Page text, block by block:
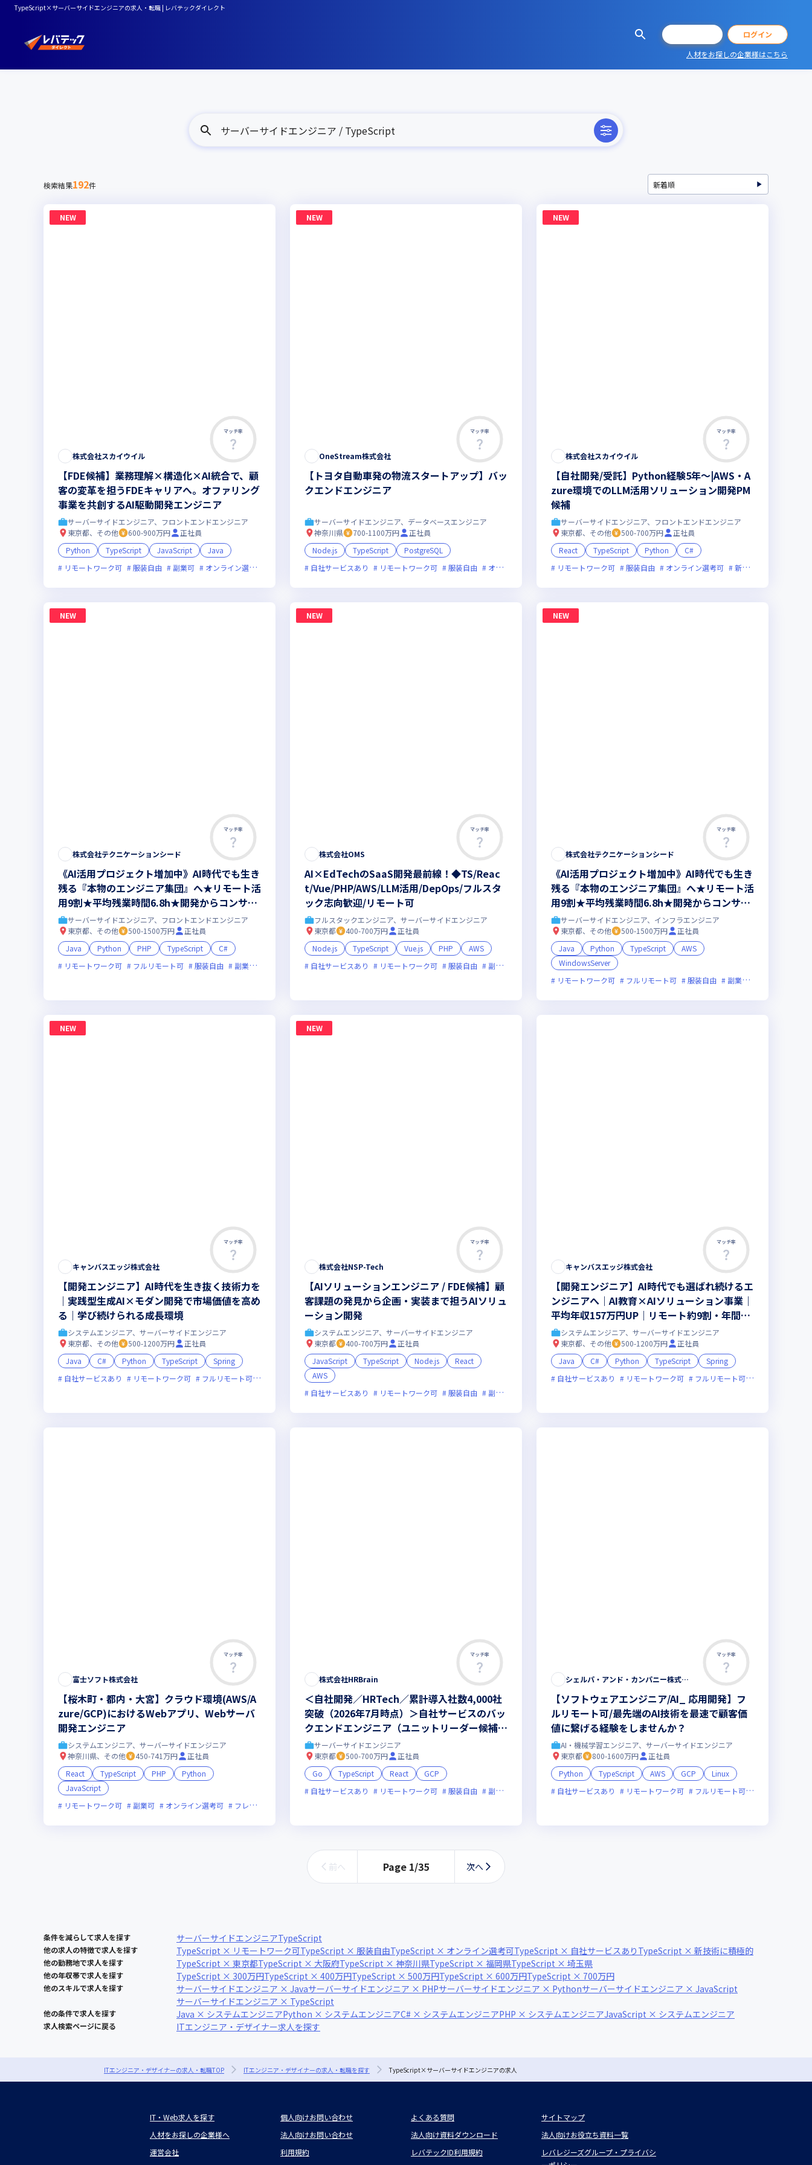
TypeScript×サーバーサイドエンジニアの求人・転職 | レバテックダイレクト
ログイン
人材をお探しの企業様はこちら
サーバーサイドエンジニア / TypeScript
検索結果192件
NEW
マッチ率
株式会社スカイウイル
【FDE候補】業務理解×構造化×AI統合で、顧
客の変革を担うFDEキャリアへ。オファリング
事業を共創するAI駆動開発エンジニア
サーバーサイドエンジニア、フロントエンドエンジニア
東京都、その他
600-900万円
正社員
Python
TypeScript JavaScript
Java
リモートワーク可
服装自由 副業可 オンライン選考可 新規立ち上げ 新技術に積極的 残業月20時間未満 女性エンジニアが活躍中
NEW
マッチ率
OneStream株式会社
【トヨタ自動車発の物流スタートアップ】バッ
クエンドエンジニア
サーバーサイドエンジニア、データベースエンジニア
神奈川県
700-1100万円
正社員
Node.js
TypeScript
PostgreSQL
自社サービスあり
リモートワーク可 服装自由 オンライン選考可
NEW
マッチ率
株式会社スカイウイル
【自社開発/受託】Python経験5年～|AWS・A
zure環境でのLLM活用ソリューション開発PM
候補
サーバーサイドエンジニア、フロントエンドエンジニア
東京都、その他
500-700万円
正社員
React
TypeScript Python
C#
リモートワーク可
服装自由 オンライン選考可 新規立ち上げ
NEW
マッチ率
株式会社テクニケーションシード
《AI活用プロジェクト増加中》AI時代でも生き
残る『本物のエンジニア集団』へ★リモート活
用9割★平均残業時間6.8h★開発からコンサル
領域まで、一気通貫でキャリアを作りたいあな
たにオススメの環境です！
サーバーサイドエンジニア、フロントエンドエンジニア
東京都、その他
500-1500万円
正社員
Java
Python PHP TypeScript
C#
リモートワーク可
フルリモート可 服装自由 副業可 オンライン選考可 新規立ち上げ 面接1回 ベンチャー企業 残業月20時間未満
NEW
マッチ率
株式会社OMS
AI×EdTechのSaaS開発最前線！◆TS/Reac
t/Vue/PHP/AWS/LLM活用/DepOps/フルスタ
ック志向歓迎/リモート可
フルスタックエンジニア、サーバーサイドエンジニア
東京都
400-700万円
正社員
Node.js
TypeScript Vue.js PHP
AWS
自社サービスあり
リモートワーク可 服装自由 副業可 オンライン選考可 新技術に積極的
NEW
マッチ率
株式会社テクニケーションシード
《AI活用プロジェクト増加中》AI時代でも生き
残る『本物のエンジニア集団』へ★リモート活
用9割★平均残業時間6.8h★開発からコンサル
領域まで、一気通貫でキャリアを作りたいあな
たにオススメの環境です！
サーバーサイドエンジニア、インフラエンジニア
東京都、その他
500-1500万円
正社員
Java
Python TypeScript
AWS
WindowsServer
リモートワーク可
フルリモート可 服装自由 副業可
NEW
マッチ率
キャンバスエッジ株式会社
【開発エンジニア】AI時代を生き抜く技術力を
｜実践型生成AI×モダン開発で市場価値を高め
る｜学び続けられる成長環境
システムエンジニア、サーバーサイドエンジニア
東京都、その他
500-1200万円
正社員
Java
C# Python TypeScript
Spring
自社サービスあり
リモートワーク可 フルリモート可 副業可 新技術に積極的 面接1回 ベンチャー企業 残業月20時間未満
NEW
マッチ率
株式会社NSP-Tech
【AIソリューションエンジニア / FDE候補】顧
客課題の発見から企画・実装まで担うAIソリュ
ーション開発
システムエンジニア、サーバーサイドエンジニア
東京都
400-700万円
正社員
JavaScript
TypeScript Node.js
React
AWS
自社サービスあり
リモートワーク可 服装自由 副業可
マッチ率
キャンバスエッジ株式会社
【開発エンジニア】AI時代でも選ばれ続けるエ
ンジニアへ｜AI教育×AIソリューション事業｜
平均年収157万円UP｜リモート約9割・年間休
日取得実績142日以上
システムエンジニア、サーバーサイドエンジニア
東京都、その他
500-1200万円
正社員
Java
C# Python TypeScript
Spring
自社サービスあり
リモートワーク可 フルリモート可
マッチ率
富士ソフト株式会社
【桜木町・都内・大宮】クラウド環境(AWS/A
zure/GCP)におけるWebアプリ、Webサーバ
開発エンジニア
システムエンジニア、サーバーサイドエンジニア
神奈川県、その他
450-741万円
正社員
React
TypeScript PHP
Python
JavaScript
リモートワーク可
副業可 オンライン選考可 フレックス制度あり
マッチ率
株式会社HRBrain
＜自社開発／HRTech／累計導入社数4,000社
突破（2026年7月時点）＞自社サービスのバッ
クエンドエンジニア（ユニットリーダー候補）
募集！
サーバーサイドエンジニア
東京都
500-700万円
正社員
Go
TypeScript React
GCP
自社サービスあり
リモートワーク可 服装自由 副業可 オンライン選考可 フレックス制度あり 新規立ち上げ ベンチャー企業
マッチ率
シェルパ・アンド・カンパニー株式会社
【ソフトウェアエンジニア/AI_ 応用開発】フ
ルリモート可/最先端のAI技術を最速で顧客価
値に繋げる経験をしませんか？
AI・機械学習エンジニア、サーバーサイドエンジニア
東京都
800-1600万円
正社員
Python
TypeScript AWS GCP
Linux
自社サービスあり
リモートワーク可 フルリモート可
前へ Page 1/35 次へ
条件を減らして求人を探す サーバーサイドエンジニアTypeScript
他の求人の特徴で求人を探す TypeScript × リモートワーク可TypeScript × 服装自由TypeScript × オンライン選考可TypeScript × 自社サービスあり TypeScript × 新技術に積極的
他の勤務地で求人を探す TypeScript × 東京都TypeScript × 大阪府TypeScript × 神奈川県TypeScript × 福岡県TypeScript × 埼玉県
他の年収帯で求人を探す TypeScript × 300万円TypeScript × 400万円TypeScript × 500万円TypeScript × 600万円TypeScript × 700万円
他のスキルで求人を探す サーバーサイドエンジニア × Javaサーバーサイドエンジニア × PHPサーバーサイドエンジニア × Pythonサーバーサイドエンジニア × JavaScript
サーバーサイドエンジニア × TypeScript
他の条件で求人を探す Java × システムエンジニアPython × システムエンジニアC# × システムエンジニアPHP × システムエンジニアJavaScript × システムエンジニア
求人検索ページに戻る ITエンジニア・デザイナー求人を探す
ITエンジニア・デザイナーの求人・転職TOP ITエンジニア・デザイナーの求人・転職を探す TypeScript×サーバーサイドエンジニアの求人
IT・Web求人を探す 個人向けお問い合わせ よくある質問
サイトマップ
人材をお探しの企業様へ
法人向けお問い合わせ 法人向け資料ダウンロード
法人向けお役立ち資料一覧
運営会社
利用規約 レバテックID利用規約
レバレジーズグループ・プライバシ